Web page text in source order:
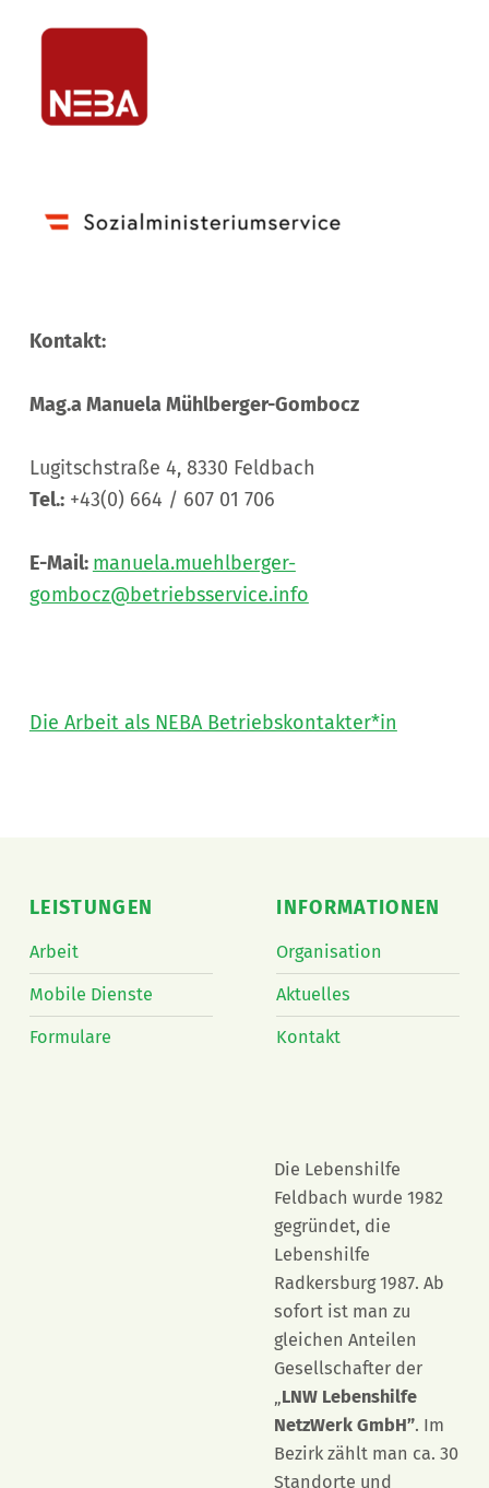
Kontakt:
Mag.a Manuela Mühlberger-Gombocz
Lugitschstraße 4, 8330 Feldbach
Tel.:+43(0) 664 / 607 01 706
E-Mail: manuela.muehlberger-
gombocz@betriebsservice.info
Die Arbeit als NEBA Betriebskontakter*in
LEISTUNGEN
Arbeit
Mobile Dienste
Formulare
INFORMATIONEN
Organisation
Aktuelles
Kontakt
Die Lebenshilfe
Feldbach wurde 1982
gegründet, die
Lebenshilfe
Radkersburg 1987. Ab
sofort ist man zu
gleichen Anteilen
Gesellschafter der
„LNW Lebenshilfe
NetzWerk GmbH”. Im
Bezirk zählt man ca. 30
Standorte und